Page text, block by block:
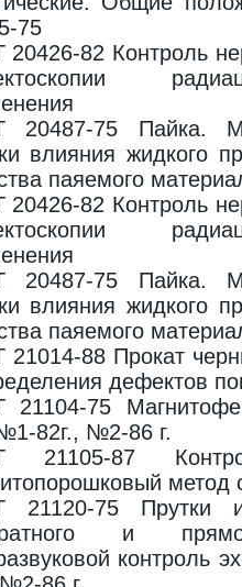
75
20426-82 Контроль
20487-75 Пайка.
влияния жидкого
паяемого
20426-82 Контроль
20487-75 Пайка.
влияния жидкого
паяемого
21014-88 Прокат
дефектов
21104-75
82г., №2-86 г.
21105-87
метод
21120-75 Прутки и
и